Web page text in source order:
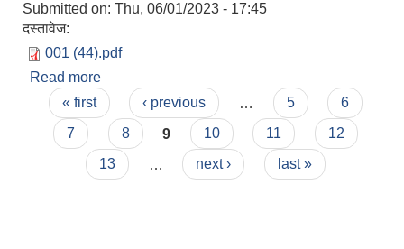
Submitted on: Thu, 06/01/2023 - 17:45
दस्तावेज:
001 (44).pdf
Read more
सम्बन्धी सूचना ।
Pages
« first ‹ previous 5
6
7
8 9 10 11
12
13
next › last »